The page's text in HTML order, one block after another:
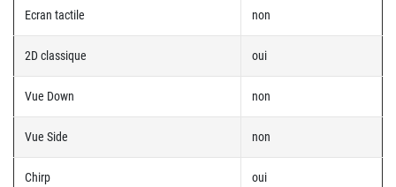
Ecran tactile non
2D classique oui
Vue Down non
Vue Side non
Chirp oui